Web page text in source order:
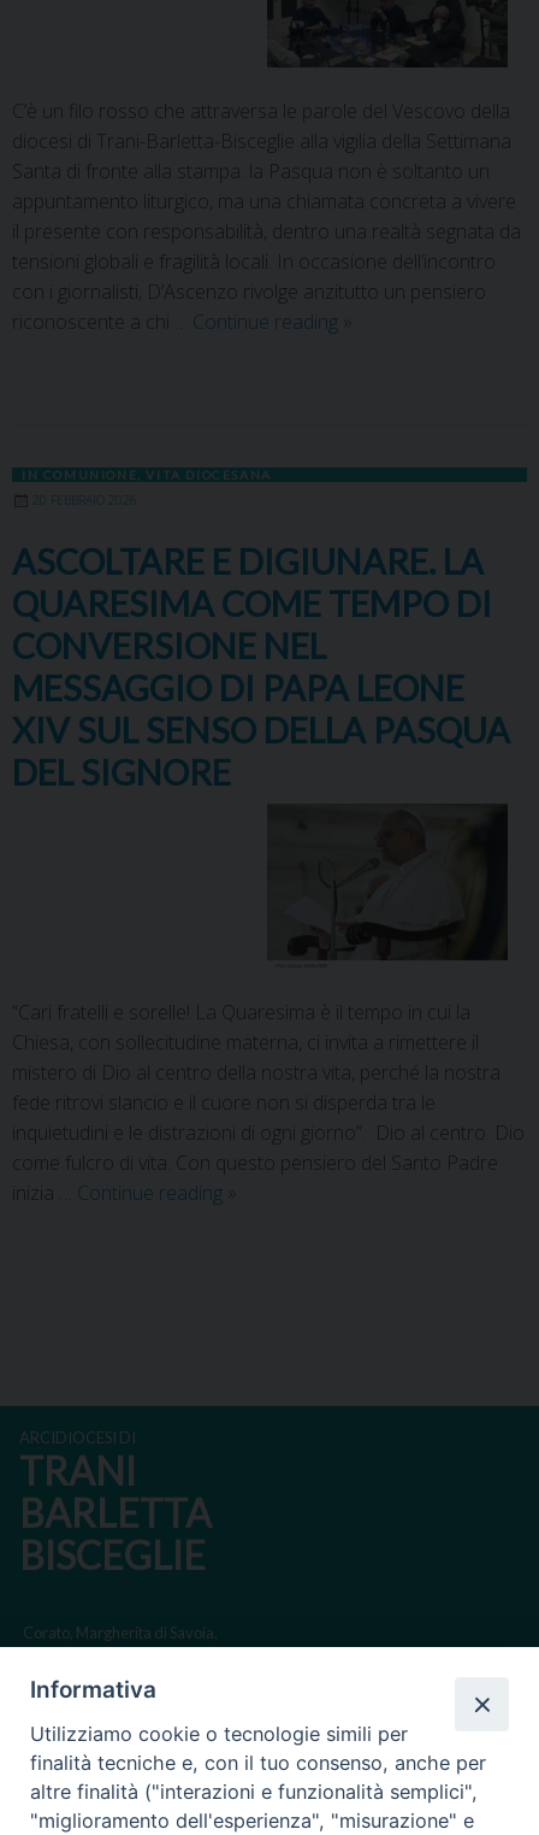
C’è un filo rosso che attraversa le parole del Vescovo della
diocesi di Trani-Barletta-Bisceglie alla vigilia della Settimana
Santa di fronte alla stampa: la Pasqua non è soltanto un
appuntamento liturgico, ma una chiamata concreta a vivere
il presente con responsabilità, dentro una realtà segnata da
tensioni globali e fragilità locali. In occasione dell’incontro
con i giornalisti, D’Ascenzo rivolge anzitutto un pensiero
riconoscente a chi … Continue reading »
IN COMUNIONE ,VITA DIOCESANA
20 FEBBRAIO 2026
ASCOLTARE E DIGIUNARE. LA
QUARESIMA COME TEMPO DI
CONVERSIONE NEL
MESSAGGIO DI PAPA LEONE
XIV SUL SENSO DELLA PASQUA
DEL SIGNORE
“Cari fratelli e sorelle! La Quaresima è il tempo in cui la
Chiesa, con sollecitudine materna, ci invita a rimettere il
mistero di Dio al centro della nostra vita, perché la nostra
fede ritrovi slancio e il cuore non si disperda tra le
inquietudini e le distrazioni di ogni giorno”. Dio al centro. Dio
come fulcro di vita. Con questo pensiero del Santo Padre
inizia … Continue reading »
N
a
ARCIDIOCESI DI
TRANI
BARLETTA
BISCEGLIE
Corato, Margherita di Savoia,
Regione ecclesiastica Puglia
Via Beltrani, 9
Informativa
Utilizziamo cookie o tecnologie simili per
finalità tecniche e, con il tuo consenso, anche per
altre finalità ("interazioni e funzionalità semplici",
"miglioramento dell'esperienza", "misurazione" e